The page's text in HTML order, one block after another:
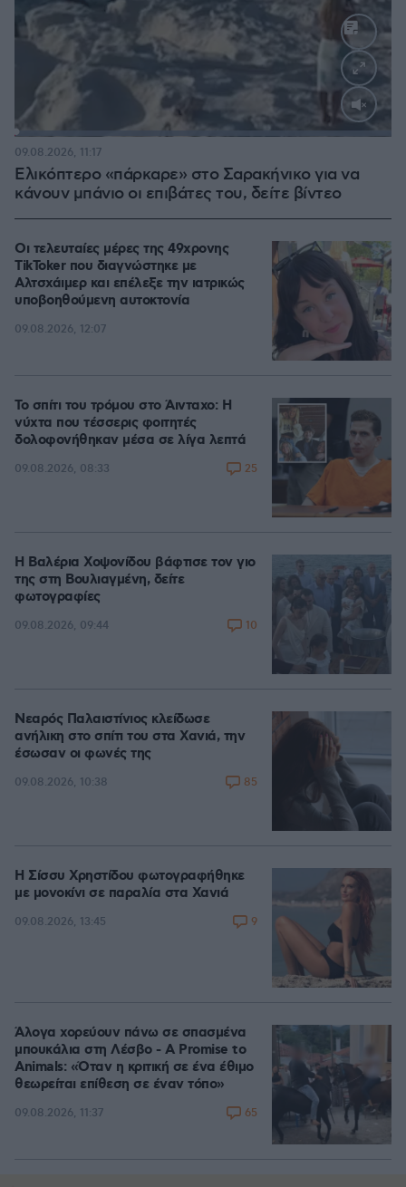
Loaded
Ελικόπτερο «πάρκαρε» στο Σαρακήνικο για να
κάνουν μπάνιο οι επιβάτες του, δείτε βίντεο
09.08.2026, 11:17
Οι τελευταίες μέρες της 49χρονης
TikToker που διαγνώστηκε με
Αλτσχάιμερ και επέλεξε την ιατρικώς
υποβοηθούμενη αυτοκτονία
09.08.2026, 12:07
Το σπίτι του τρόμου στο Άινταχο: Η
νύχτα που τέσσερις φοιτητές
δολοφονήθηκαν μέσα σε λίγα λεπτά
09.08.2026, 08:33 25
Η Βαλέρια Χοψονίδου βάφτισε τον γιο
της στη Βουλιαγμένη, δείτε
φωτογραφίες
09.08.2026, 09:44 10
Νεαρός Παλαιστίνιος κλείδωσε
ανήλικη στο σπίτι του στα Χανιά, την
έσωσαν οι φωνές της
09.08.2026, 10:38 85
Η Σίσσυ Χρηστίδου φωτογραφήθηκε
με μονοκίνι σε παραλία στα Χανιά
09.08.2026, 13:45 9
Άλογα χορεύουν πάνω σε σπασμένα
μπουκάλια στη Λέσβο - A Promise to
Animals: «Όταν η κριτική σε ένα έθιμο
θεωρείται επίθεση σε έναν τόπο»
09.08.2026, 11:37 65